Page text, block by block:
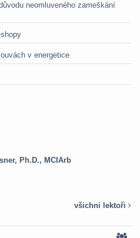
neomluveného zameškání
v energetice
Ph.D., MCIArb
všichni lektoři